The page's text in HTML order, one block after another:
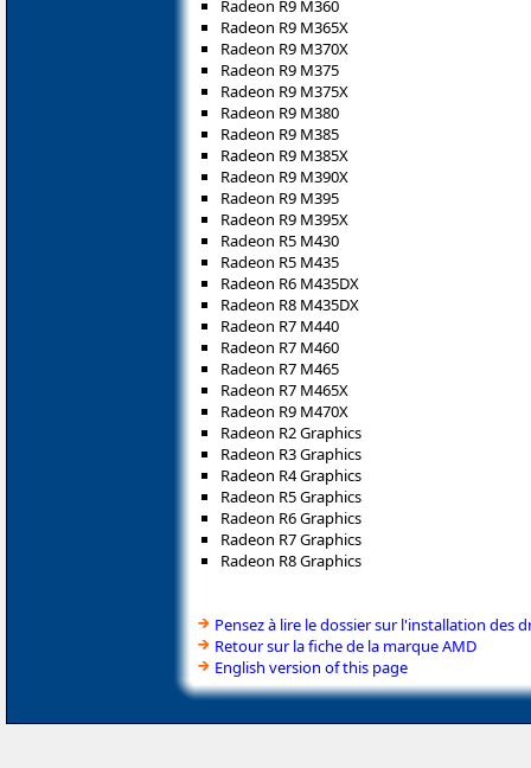
Radeon R9 M360
Radeon R9 M365X
Radeon R9 M370X
Radeon R9 M375
Radeon R9 M375X
Radeon R9 M380
Radeon R9 M385
Radeon R9 M385X
Radeon R9 M390X
Radeon R9 M395
Radeon R9 M395X
Radeon R5 M430
Radeon R5 M435
Radeon R6 M435DX
Radeon R8 M435DX
Radeon R7 M440
Radeon R7 M460
Radeon R7 M465
Radeon R7 M465X
Radeon R9 M470X
Radeon R2 Graphics
Radeon R3 Graphics
Radeon R4 Graphics
Radeon R5 Graphics
Radeon R6 Graphics
Radeon R7 Graphics
Radeon R8 Graphics
Pensez à lire le dossier sur l'installation des
Retour sur la fiche de la marque AMD
English version of this page